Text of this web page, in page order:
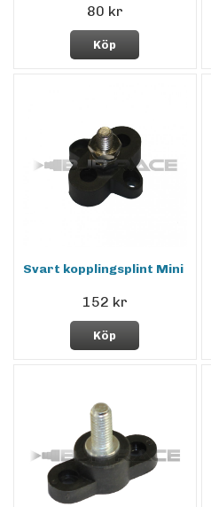
80 kr
Köp
Svart kopplingsplint Mini
152 kr
Köp